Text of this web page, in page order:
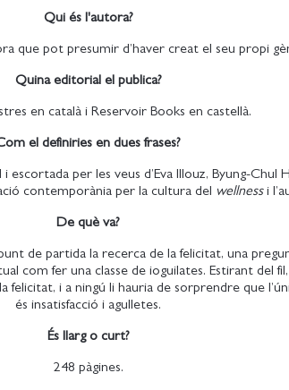
Qui és l'autora?
que pot presumir d’haver creat el seu propi
Quina editorial el publica?
en català i Reservoir Books en castellà.
el definiries en dues frases?
escortada per les veus d’Eva Illouz, Byung-Chul
contemporània per la cultura del wellnessi
De què va?
de partida la recerca de la felicitat, una
com fer una classe de ioguilates. Estirant del
felicitat, i a ningú li hauria de sorprendre que
és insatisfacció i agulletes.
És llarg o curt?
248 pàgines.